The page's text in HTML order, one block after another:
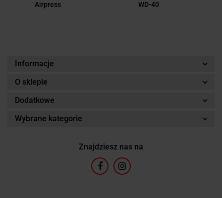
Airpress
WD-40
Informacje
O sklepie
Dodatkowe
Wybrane kategorie
Znajdziesz nas na